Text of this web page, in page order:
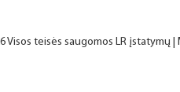
Visos teisės saugomos LR įstatymų